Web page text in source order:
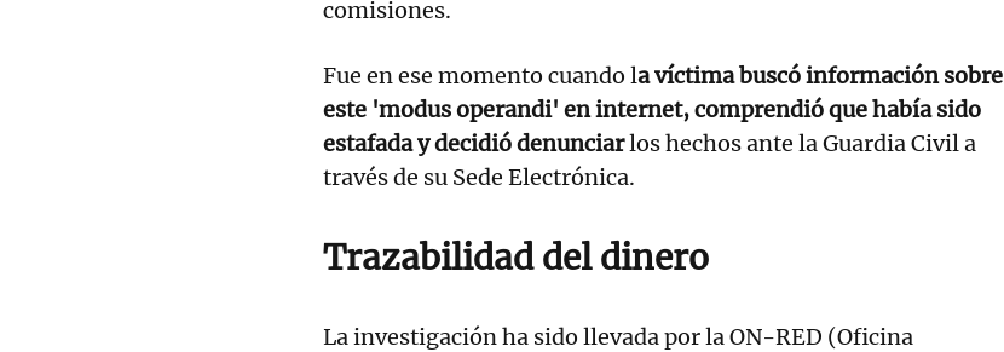
comisiones.
Fue en ese momento cuando la víctima buscó información sobre
este 'modus operandi' en internet, comprendió que había sido
estafada y decidió denunciarlos hechos ante la Guardia Civil a
través de su Sede Electrónica.
Trazabilidad del dinero
La investigación ha sido llevada por la ON-RED (Oficina